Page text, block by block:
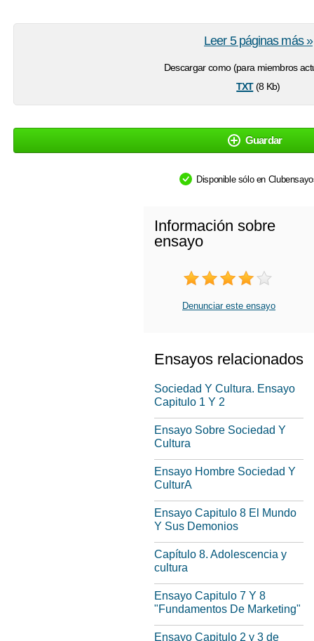
Descargar como (para miembros
txt(8 Kb)
Leer 5 páginas más »
Guardar
Disponible sólo en
Información sobre
ensayo
Denunciar este ensayo
Ensayos relacionados
Sociedad Y Cultura. Ensayo
Capitulo 1 Y 2
Ensayo Sobre Sociedad Y
Cultura
Ensayo Hombre Sociedad Y
CulturA
Ensayo Capitulo 8 El Mundo
Y Sus Demonios
Capítulo 8. Adolescencia y
cultura
Ensayo Capitulo 7 Y 8
"Fundamentos De Marketing"
Ensayo Capitulo 2 y 3 de